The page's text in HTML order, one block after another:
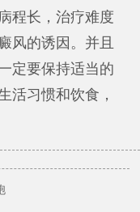
程长，治疗难度
风的诱因。并且
定要保持适当的
活习惯和饮食，